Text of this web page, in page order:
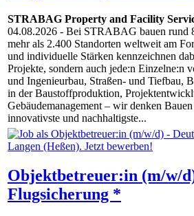
STRABAG Property and Facility
04.08.2026 - Bei STRABAG bauen rund
mehr als 2.400 Standorten weltweit am
und individuelle Stärken kennzeichnen
Projekte, sondern auch jede:n Einzelne:n
und Ingenieurbau, Straßen- und Tiefbau,
in der Baustoffproduktion,
Gebäudemanagement – wir denken
innovativste und nachhaltigste...
Objektbetreuer:in (m/w/
Flugsicherung *